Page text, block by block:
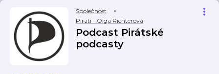
Společnost
Piráti - Olga Richterová
Podcast Pirátské
podcasty